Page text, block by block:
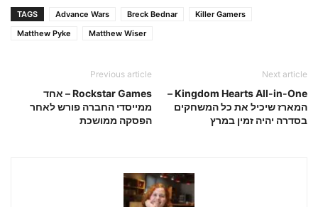
TAGS Advance Wars Breck Bednar
Killer Gamers
Matthew Pyke
Matthew Wiser
Previous article
Rockstar Games – אחד
ממייסדי החברה פורש לאחר
הפסקה ממושכת
Next article
Kingdom Hearts All-in-One –
המארז שיכיל את כל המשחקים
בסדרה יהיה זמין במרץ